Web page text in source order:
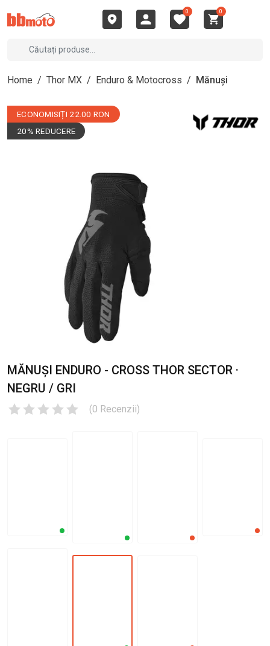
0 0
Home / Thor MX / Enduro & Motocross / Mănuși
ECONOMISIȚI 22.00 RON
20% REDUCERE
MĂNUȘI ENDURO - CROSS THOR SECTOR ·
NEGRU / GRI
(0 Recenzii)